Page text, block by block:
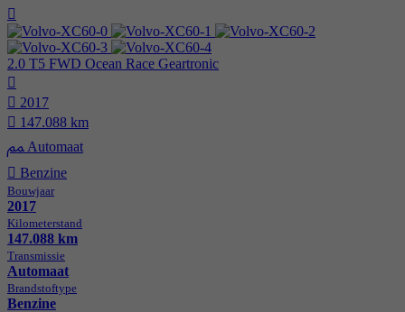
2.0 T5 FWD Ocean Race Geartronic
2017
147.088 km
Automaat
Benzine
Bouwjaar
2017
Kilometer­stand
147.088 km
Transmissie
Automaat
Brandstof­type
Benzine